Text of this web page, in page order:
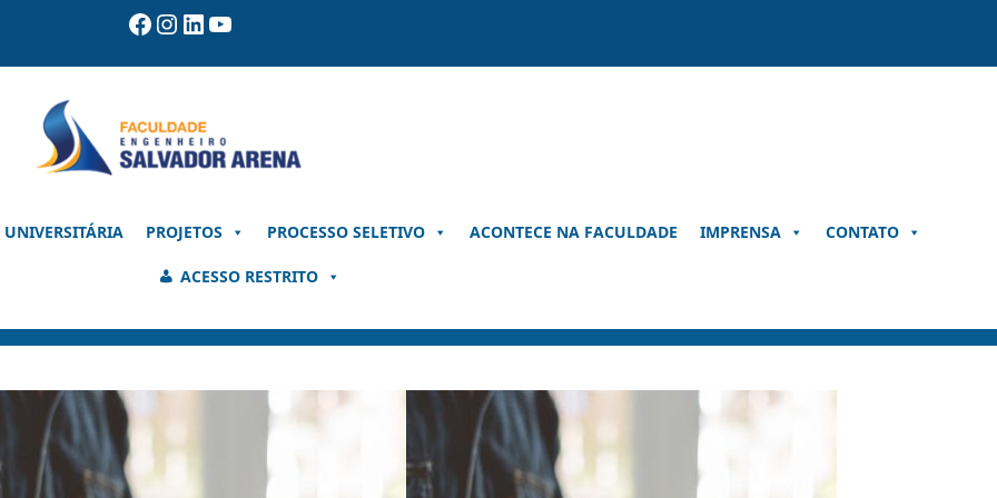
Facebook
Instagram
LinkedIn
Youtube
UNIVERSITÁRIA PROJETOS PROCESSO SELETIVO ACONTECE NA FACULDADE IMPRENSA CONTATO
ACESSO RESTRITO